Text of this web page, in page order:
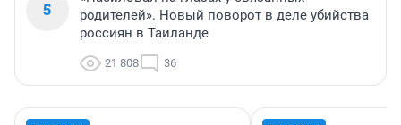
5
родителей». Новый поворот в деле убийства
россиян в Таиланде
21 808 36